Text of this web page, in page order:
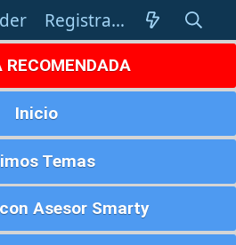
Registrarse
RECOMENDADA
Inicio
Temas
Asesor Smarty